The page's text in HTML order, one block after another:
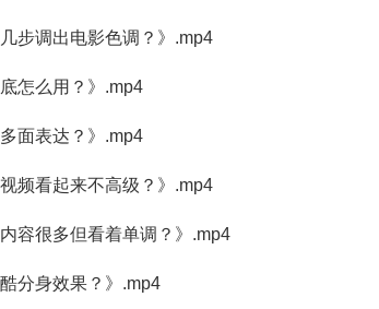
步调出电影色调？》.mp4
怎么用？》.mp4
面表达？》.mp4
频看起来不高级？》.mp4
容很多但看着单调？》.mp4
分身效果？》.mp4